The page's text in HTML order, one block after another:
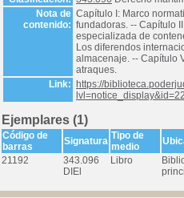
Nota de
contenido:
Capítulo I: Marco
fundadoras. -- Capítulo
especializada de
Los diferendos
almacenaje. -- Capítulo
atraques.
Link:
https://
Ejemplares (1)
Código de
barras
Signatura Tipo de
medio
21192
343.096
DIEl
Libro